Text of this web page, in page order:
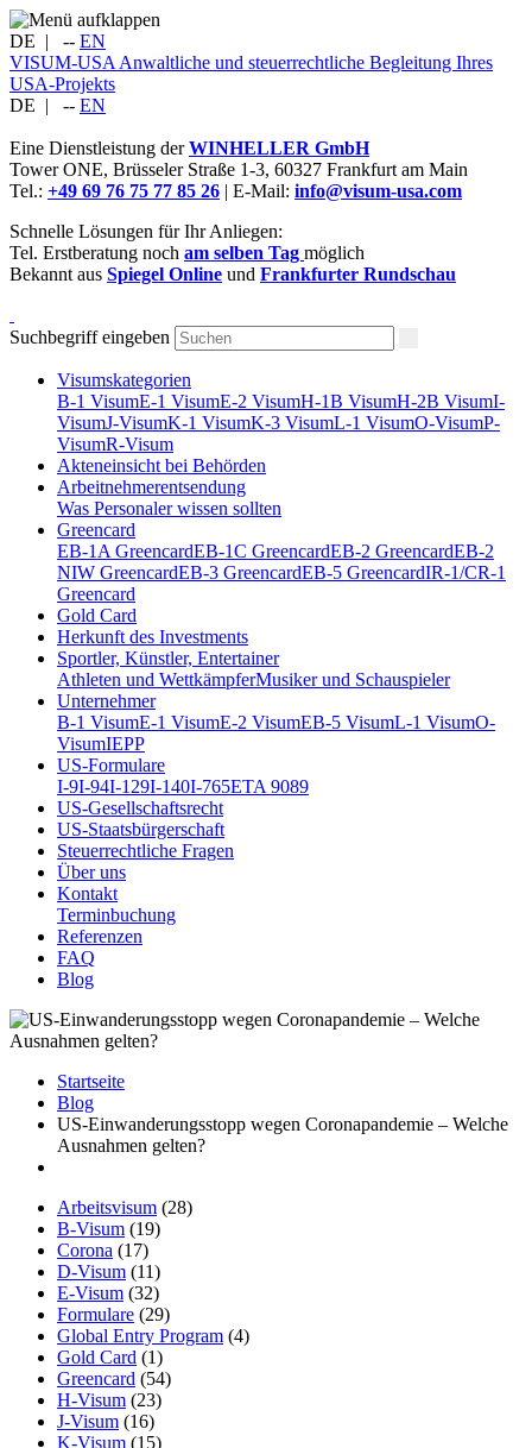
DE | -- EN
VISUM-USA Anwaltliche und steuerrechtliche Begleitung Ihres
USA-Projekts
DE | -- EN
Eine Dienstleistung derWINHELLER GmbH
Tower ONE, Brüsseler Straße 1-3, 60327 Frankfurt am Main
Tel.: +49 69 76 75 77 85 26 | E-Mail: info@visum-usa.com
Schnelle Lösungen für Ihr Anliegen:
Tel. Erstberatung noch am selben Tag möglich
Bekannt aus Spiegel Online und Frankfurter Rundschau
Suchbegriff eingeben
Visumskategorien
B-1 VisumE-1 VisumE-2 VisumH-1B VisumH-2B VisumI-
VisumJ-VisumK-1 VisumK-3 VisumL-1 VisumO-VisumP-
VisumR-Visum
Akteneinsicht bei Behörden
Arbeitnehmerentsendung
Was Personaler wissen sollten
Greencard
EB-1A GreencardEB-1C GreencardEB-2 GreencardEB-2
NIW GreencardEB-3 GreencardEB-5 GreencardIR-1/CR-1
Greencard
Gold Card
Herkunft des Investments
Sportler, Künstler, Entertainer
Athleten und WettkämpferMusiker und Schauspieler
Unternehmer
B-1 VisumE-1 VisumE-2 VisumEB-5 VisumL-1 VisumO-
VisumIEPP
US-Formulare
I-9I-94I-129I-140I-765ETA 9089
US-Gesellschaftsrecht
US-Staatsbürgerschaft
Steuerrechtliche Fragen
Über uns
Kontakt
Terminbuchung
Referenzen
FAQ
Blog
Startseite
Blog
US-Einwanderungsstopp wegen Coronapandemie – Welche
Ausnahmen gelten?
Arbeitsvisum (28)
B-Visum (19)
Corona (17)
D-Visum (11)
E-Visum (32)
Formulare (29)
Global Entry Program (4)
Gold Card (1)
Greencard (54)
H-Visum (23)
J-Visum (16)
K-Visum (15)